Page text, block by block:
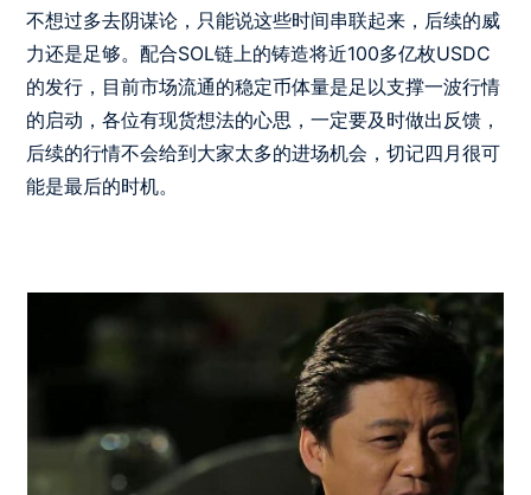
不想过多去阴谋论，只能说这些时间串联起来，后续的威
力还是足够。配合SOL链上的铸造将近100多亿枚USDC
的发行，目前市场流通的稳定币体量是足以支撑一波行情
的启动，各位有现货想法的心思，一定要及时做出反馈，
后续的行情不会给到大家太多的进场机会，切记四月很可
能是最后的时机。